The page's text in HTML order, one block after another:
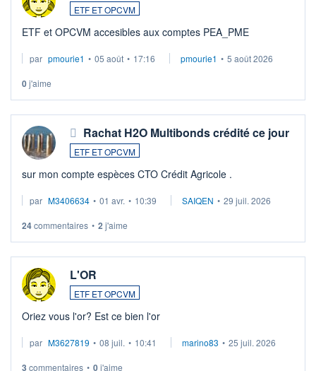
ETF ET OPCVM
ETF et OPCVM accesibles aux comptes PEA_PME
par pmourie1 • 05 août • 17:16 pmourie1 • 5 août 2026
0j'aime
Rachat H2O Multibonds crédité ce jour
ETF ET OPCVM
sur mon compte espèces CTO Crédit Agricole .
par M3406634 • 01 avr. • 10:39 SAIQEN • 29 juil. 2026
24commentaires • 2 j'aime
L'OR
ETF ET OPCVM
Oriez vous l'or? Est ce bien l'or
par M3627819 • 08 juil. • 10:41 marino83 • 25 juil. 2026
3 commentaires • 0j'aime